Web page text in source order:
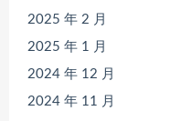
2025 年 2 月
2025 年 1 月
2024 年 12 月
2024 年 11 月